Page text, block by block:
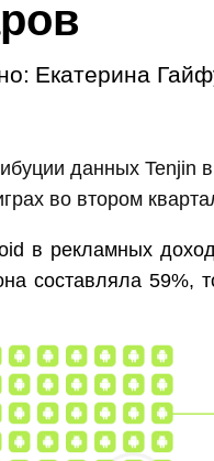
Екатерина
данных Tenjin
во втором
в рекламных
составляла 59%,